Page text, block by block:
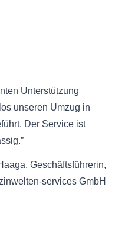
Unterstützung
unseren Umzug in
Der Service ist
Geschäftsführerin
services GmbH